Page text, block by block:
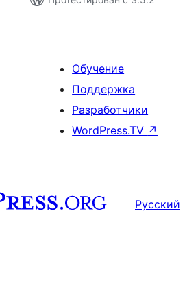
Обучение
Поддержка
Разработчики
WordPress.TV ↗
Русский